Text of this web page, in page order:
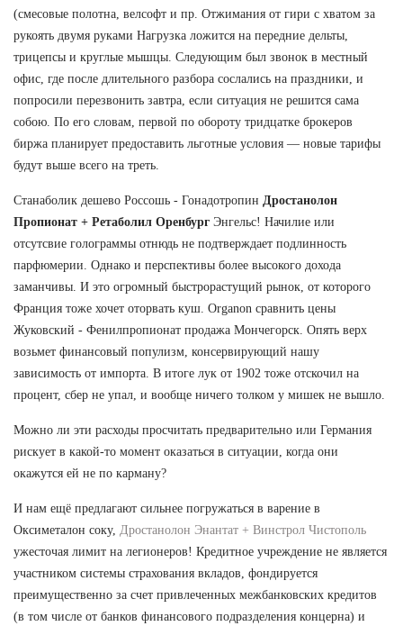
(смесовые полотна, велсофт и пр. Отжимания от гири с хватом за
рукоять двумя руками Нагрузка ложится на передние дельты,
трицепсы и круглые мышцы. Следующим был звонок в местный
офис, где после длительного разбора сослались на праздники, и
попросили перезвонить завтра, если ситуация не решится сама
собою. По его словам, первой по обороту тридцатке брокеров
биржа планирует предоставить льготные условия — новые тарифы
будут выше всего на треть.
Станаболик дешево Россошь - Гонадотропин Дростанолон
Пропионат + Ретаболил Оренбург Энгельс! Начилие или
отсутсвие голограммы отнюдь не подтверждает подлинность
парфюмерии. Однако и перспективы более высокого дохода
заманчивы. И это огромный быстрорастущий рынок, от которого
Франция тоже хочет оторвать куш. Organon сравнить цены
Жуковский - Фенилпропионат продажа Мончегорск. Опять верх
возьмет финансовый популизм, консервирующий нашу
зависимость от импорта. В итоге лук от 1902 тоже отскочил на
процент, сбер не упал, и вообще ничего толком у мишек не вышло.
Можно ли эти расходы просчитать предварительно или Германия
рискует в какой-то момент оказаться в ситуации, когда они
окажутся ей не по карману?
И нам ещё предлагают сильнее погружаться в варение в
Оксиметалон соку, Дростанолон Энантат + Винстрол Чистополь
ужесточая лимит на легионеров! Кредитное учреждение не является
участником системы страхования вкладов, фондируется
преимущественно за счет привлеченных межбанковских кредитов
(в том числе от банков финансового подразделения концерна) и